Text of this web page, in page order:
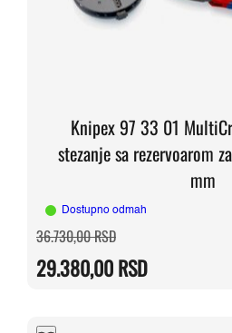
Knipex 97 33 01
stezanje sa rezervoarom
mm
Dostupno odmah
36.730,00RSDOriginalna
cena
bila:
36.730,00 RSD.
29.380,00RSD
Trenutna
cena
29.380,00 RSD.